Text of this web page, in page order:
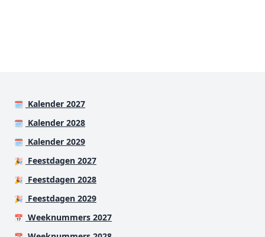
🗓️ Kalender 2027
🗓️ Kalender 2028
🗓️ Kalender 2029
🎉 Feestdagen 2027
🎉 Feestdagen 2028
🎉 Feestdagen 2029
📅 Weeknummers 2027